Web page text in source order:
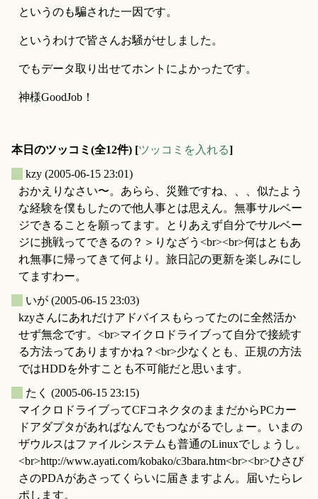
というのも騙された一因です。
というわけで皆さんお騒がせしました。
でもデータ取り出せてホントによかったです。
神様GoodJob！
本日のツッコミ(全12件) [ツッコミを入れる]
kzy (2005-06-15 23:01)
おかえりなさい〜。あらら、災難ですね、、、似たよう
な経験を僕もしたので他人事とは思えん。無事サルベー
ジできることを願ってます。とりあえず自分でサルベー
ジに挑戦ってできるの？＞りなざう<br><br>何はともあ
れ無事に帰ってきて何より。旅日記の更新を楽しみにし
てますわー。
いが (2005-06-15 23:03)
kzyさんにあれだけアドバイスもらってたのに全然活か
せず無念です。<br>マイクロドライブって自分で接続す
る方法ってありますかね？<br>少なくとも、正規の方法
ではHDDを外すことも不可能だと思います。
たく (2005-06-15 23:15)
マイクロドライブってCFコネクタのままだからPCカー
ドアダプタがあればなんでもつながるでしょー。いまの
ザウルスはファイルシステムも普通のLinuxでしょうし。
<br>http://www.ayati.com/kobako/c3bara.htm<br><br>ひさび
さのPDAがあさってくらいに届きますよん。届いたらレ
ポします。